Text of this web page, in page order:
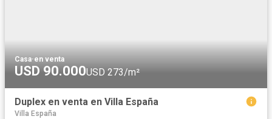
Casa·en venta
USD 90.000USD 273/m²
Duplex en venta en Villa España
Villa España